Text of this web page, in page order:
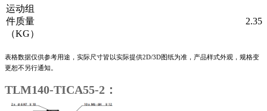
运动组
件质量
（KG）
2.35
表格数据仅供参考用途，实际尺寸皆以实际提供2D/3D图纸为准，产品样式外观，规格变
更恕不另行通知。
TLM140-TICA55-2：